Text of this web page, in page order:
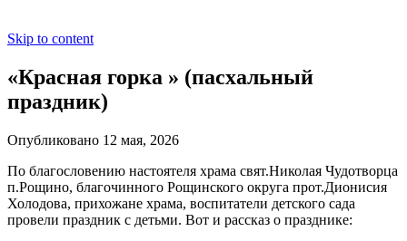
Skip to content
«Красная горка » (пасхальный
праздник)
Опубликовано 12 мая, 2026
По благословению настоятеля храма свят.Николая Чудотворца
п.Рощино, благочинного Рощинского округа прот.Дионисия
Холодова, прихожане храма, воспитатели детского сада
провели праздник с детьми. Вот и рассказ о празднике: